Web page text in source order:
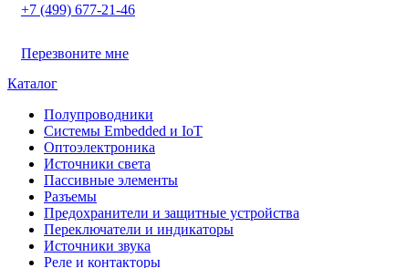
+7 (499) 677-21-46
Перезвоните мне
Каталог
Полупроводники
Системы Embedded и IoT
Oптоэлектроника
Источники света
Пассивные элементы
Разъeмы
Предохранители и защитные устройства
Переключатели и индикаторы
Источники звука
Реле и контакторы